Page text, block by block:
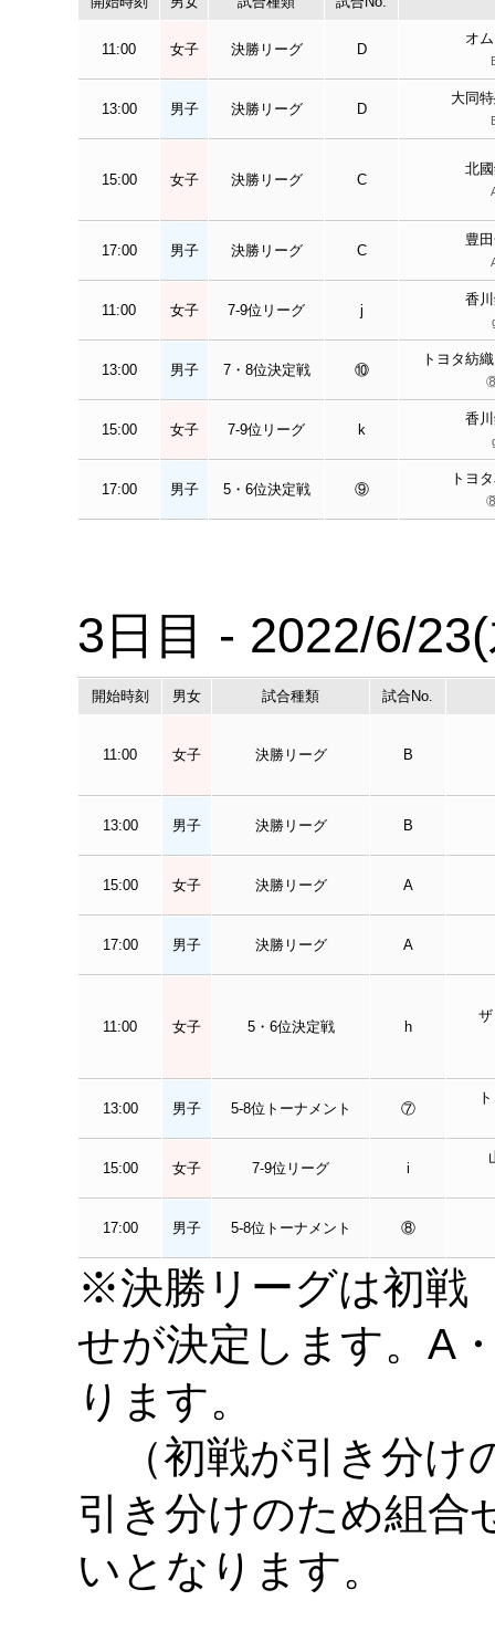
11:00 女子 決勝リーグ D
オ
13:00 男子 決勝リーグ D
大同
15:00 女子 決勝リーグ C
北
17:00 男子 決勝リーグ C
豊
11:00 女子 7-9位リーグ j
香
13:00 男子 7・8位決定戦 ⑩
トヨタ紡
15:00 女子 7-9位リーグ k
香
17:00 男子 5・6位決定戦 ⑨
トヨ
3日目 - 2022/6/
開始時刻 男女 試合種類 試合No.
11:00 女子 決勝リーグ B
13:00 男子 決勝リーグ B
15:00 女子 決勝リーグ A
17:00 男子 決勝リーグ A
11:00 女子 5・6位決定戦 h
13:00 男子 5-8位トーナメント ⑦
15:00 女子 7-9位リーグ i
17:00 男子 5-8位トーナメント ⑧
※決勝リーグは初戦
せが決定します。A
ります。
（初戦が引き分け
引き分けのため組合
いとなります。